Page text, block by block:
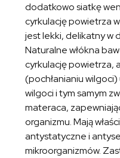
dodatkowo siatkę
cyrkulację powietrza
jest lekki, delikatny w
Naturalne włókna
cyrkulację powietrza,
(pochłanianiu
wilgoci i tym samym
materaca,
organizmu. Mają
antystatyczne i
mikroorganizmów.